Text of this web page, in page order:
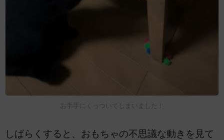
お手手にくっついてしまいました！
しばらくすると、おもちゃの不思議な動きを見て